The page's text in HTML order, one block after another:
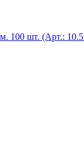
100 шт. (Арт.: